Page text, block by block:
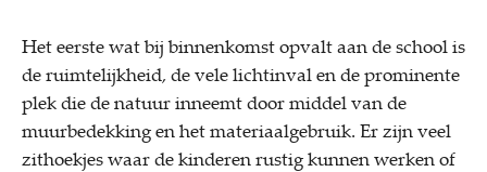
Het eerste wat bij binnenkomst opvalt aan de school is
de ruimtelijkheid, de vele lichtinval en de prominente
plek die de natuur inneemt door middel van de
muurbedekking en het materiaalgebruik. Er zijn veel
zithoekjes waar de kinderen rustig kunnen werken of